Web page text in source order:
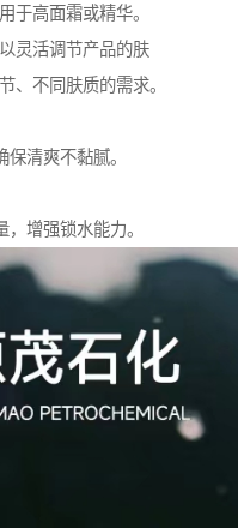
于高面霜或精华。
灵活调节产品的肤
、不同肤质的需求。
清爽不黏腻。
增强锁水能力。